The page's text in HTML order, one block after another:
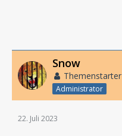
Snow
Themenstarter
Administrator
22. Juli 2023